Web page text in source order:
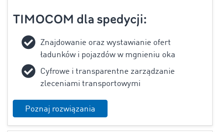
TIMOCOM dla spedycji:
Znajdowanie oraz wystawianie ofert
ładunków i pojazdów w mgnieniu oka
Cyfrowe i transparentne zarządzanie
zleceniami transportowymi
Poznaj rozwiązania